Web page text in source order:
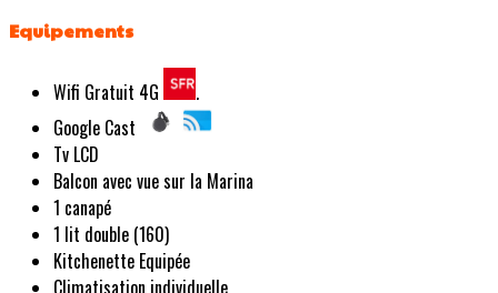
Equipements
Wifi Gratuit 4G
.
Google Cast
Tv LCD
Balcon avec vue sur la Marina
1 canapé
1 lit double (160)
Kitchenette Equipée
Climatisation individuelle